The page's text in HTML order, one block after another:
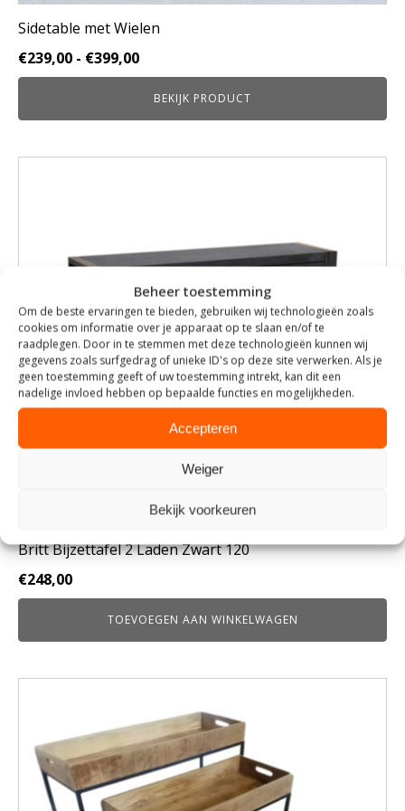
Beheer toestemming
Om de beste ervaringen te bieden, gebruiken wij technologieën zoals
cookies om informatie over je apparaat op te slaan en/of te
raadplegen. Door in te stemmen met deze technologieën kunnen wij
gegevens zoals surfgedrag of unieke ID's op deze site verwerken. Als je
geen toestemming geeft of uw toestemming intrekt, kan dit een
nadelige invloed hebben op bepaalde functies en mogelijkheden.
Accepteren
Weiger
Bekijk voorkeuren
Sidetable met Wielen
€239,00 - €399,00Prijsklasse:
€239,00
tot
€399,00
BEKIJK PRODUCT
Britt Bijzettafel 2 Laden Zwart 120
€248,00
TOEVOEGEN AAN WINKELWAGEN